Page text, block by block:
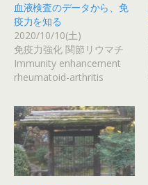
血液検査のデータから、免
疫力を知る
2020/10/10(土)
免疫力強化 関節リウマチ
Immunity enhancement
rheumatoid-arthritis